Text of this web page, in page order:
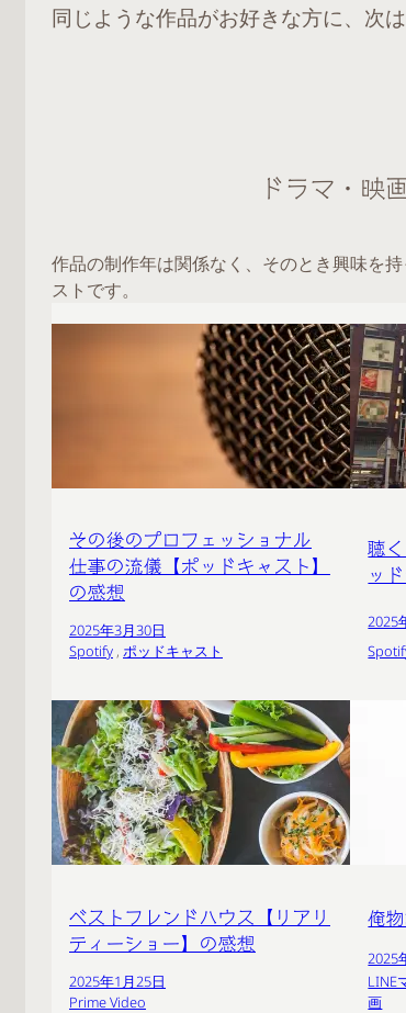
同じような作品がお好きな方に、次
ドラマ・映
作品の制作年は関係なく、そのとき興味を
ストです。
その後のプロフェッショナル
仕事の流儀【ポッドキャスト】
の感想
2025年3月30日
Spotify , ポッドキャスト
聴
ッ
2025
ベストフレンドハウス【リアリ
ティーショー】の感想
2025年1月25日
Prime Video
俺
2025
LINE
画